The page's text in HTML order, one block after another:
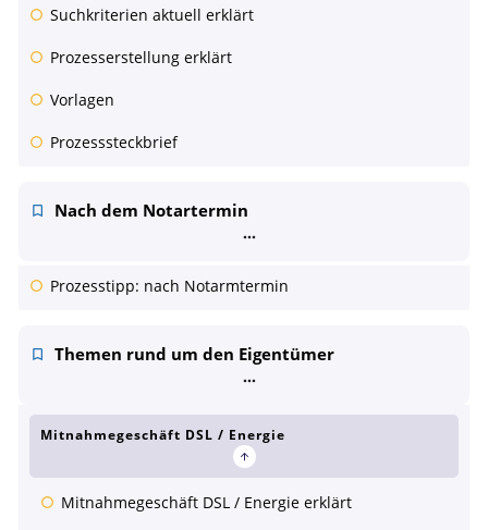
Suchkriterien aktuell erklärt
Prozesserstellung erklärt
Vorlagen
Prozesssteckbrief
Nach dem Notartermin
Prozesstipp: nach Notarmtermin
Themen rund um den Eigentümer
Mitnahmegeschäft DSL / Energie
Mitnahmegeschäft DSL / Energie erklärt